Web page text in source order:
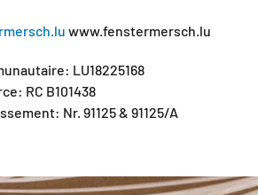
www.fenstermersch.lu
LU18225168
RC B101438
Nr. 91125 & 91125/A